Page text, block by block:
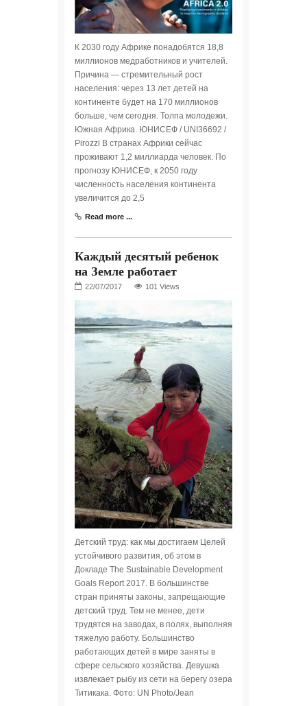
К 2030 году Африке понадобятся 18,8
миллионов медработников и учителей.
Причина — стремительный рост
населения: через 13 лет детей на
континенте будет на 170 миллионов
больше, чем сегодня. Толпа молодежи.
Южная Африка. ЮНИСЕФ / UNI36692 /
Pirozzi В странах Африки сейчас
проживают 1,2 миллиарда человек. По
прогнозу ЮНИСЕФ, к 2050 году
численность населения континента
увеличится до 2,5
Read more ...
Каждый десятый ребенок
на Земле работает
101 Views
Детский труд: как мы достигаем Целей
устойчивого развития, об этом в
Докладе The Sustainable Development
Goals Report 2017. В большинстве
стран приняты законы, запрещающие
детский труд. Тем не менее, дети
трудятся на заводах, в полях, выполняя
тяжелую работу. Большинство
работающих детей в мире заняты в
сфере сельского хозяйства. Девушка
извлекает рыбу из сети на берегу озера
Титикака. Фото: UN Photo/Jean